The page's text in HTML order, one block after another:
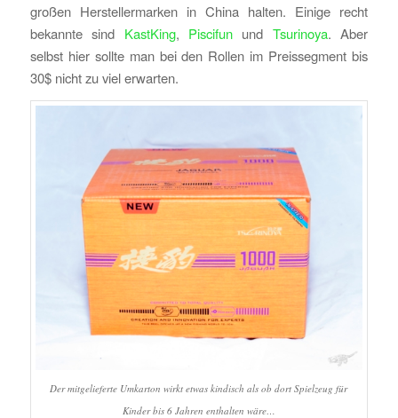
großen Herstellermarken in China halten. Einige recht
bekannte sind KastKing, Piscifun und Tsurinoya. Aber
selbst hier sollte man bei den Rollen im Preissegment bis
30$ nicht zu viel erwarten.
Der mitgelieferte Umkarton wirkt etwas kindisch als ob dort Spielzeug für
Kinder bis 6 Jahren enthalten wäre…